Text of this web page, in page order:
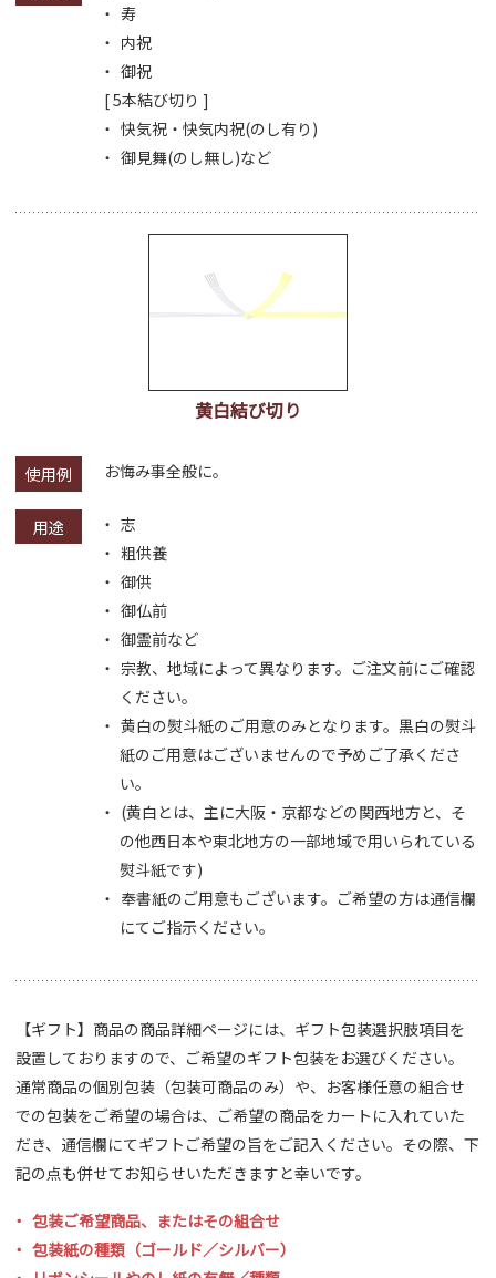
寿
内祝
御祝
[ 5本結び切り ]
快気祝・快気内祝(のし有り)
御見舞(のし無し)など
黄白結び切り
使用例 お悔み事全般に。
用途
志
粗供養
御供
御仏前
御霊前など
宗教、地域によって異なります。ご注文前にご確認
ください。
黄白の熨斗紙のご用意のみとなります。黒白の熨斗
紙のご用意はございませんので予めご了承くださ
い。
(黄白とは、主に大阪・京都などの関西地方と、そ
の他西日本や東北地方の一部地域で用いられている
熨斗紙です)
奉書紙のご用意もございます。ご希望の方は通信欄
にてご指示ください。
【ギフト】商品の商品詳細ページには、ギフト包装選択肢項目を
設置しておりますので、ご希望のギフト包装をお選びください。
通常商品の個別包装（包装可商品のみ）や、お客様任意の組合せ
での包装をご希望の場合は、ご希望の商品をカートに入れていた
だき、通信欄にてギフトご希望の旨をご記入ください。その際、下
記の点も併せてお知らせいただきますと幸いです。
包装ご希望商品、またはその組合せ
包装紙の種類（ゴールド／シルバー）